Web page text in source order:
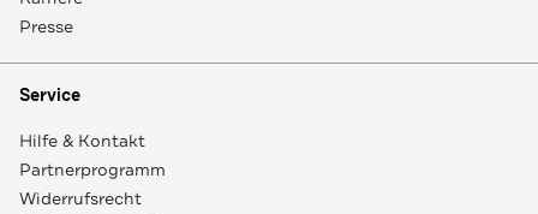
Presse
Service
Hilfe & Kontakt
Partnerprogramm
Widerrufsrecht